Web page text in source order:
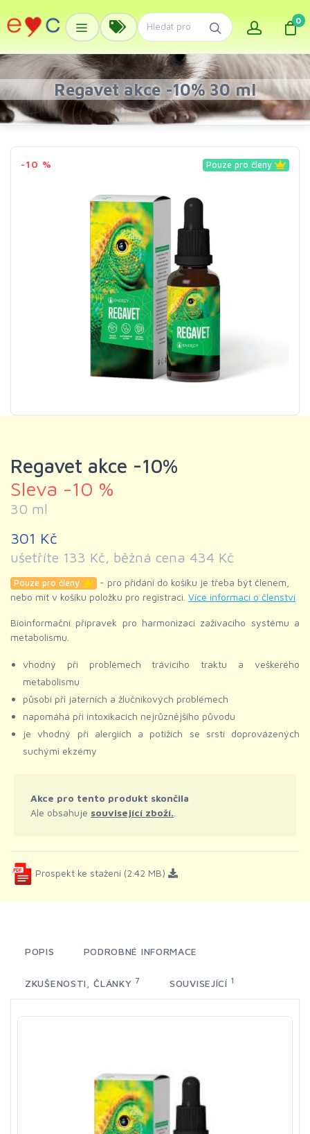
0
Regavet akce -10% 30 ml
-10 % Pouze pro členy
Regavet akce -10%
Sleva -10 %
30 ml
301 Kč
ušetříte 133 Kč, běžná cena 434 Kč
Pouze pro členy
- pro přidání do košíku je třeba být členem,
nebo mít v košíku položku pro registraci. Více informací o členství
Bioinformační přípravek pro harmonizaci zažívacího systému a
metabolismu.
vhodný při problémech trávicího traktu a veškerého
metabolismu
působí při jaterních a žlučníkových problémech
napomáhá při intoxikacích nejrůznějšího původu
je vhodný při alergiích a potížích se srstí doprovázených
suchými ekzémy
Akce pro tento produkt skončila
Ale obsahuje související zboží.
Prospekt ke stažení (2.42 MB)
POPIS PODROBNÉ INFORMACE
ZKUŠENOSTI, ČLÁNKY 7 SOUVISEJÍCÍ 1